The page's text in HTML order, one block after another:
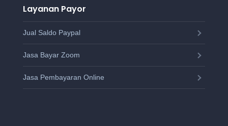
Layanan Payor
Jual Saldo Paypal
Jasa Bayar Zoom
Jasa Pembayaran Online